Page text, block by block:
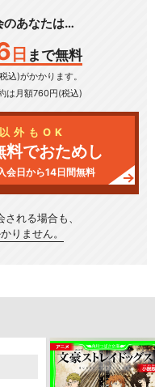
のあなたは…
日 まで無料
込)がかかります。
は月額760円(税込)
外もOK
料でおためし
会日から14日間無料
される場合も、
りません。